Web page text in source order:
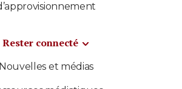
Rester connecté
Nouvelles et médias